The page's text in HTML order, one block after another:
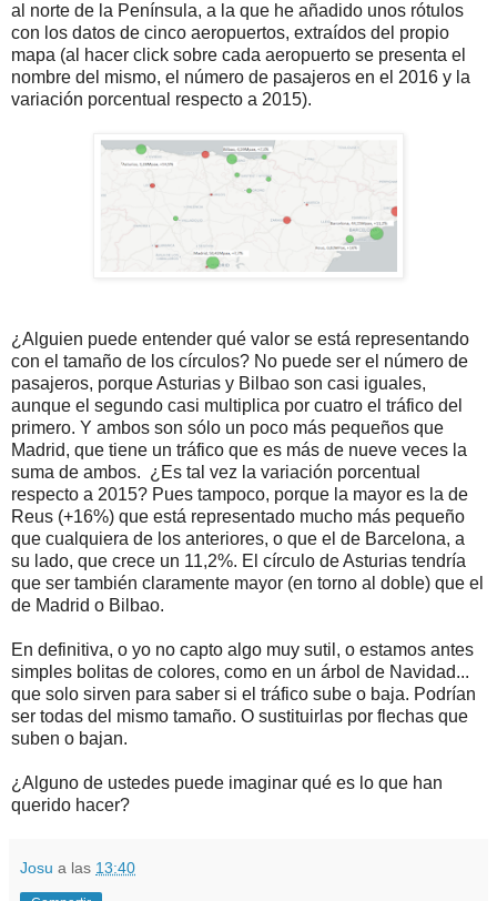
al norte de la Península, a la que he añadido unos rótulos
con los datos de cinco aeropuertos, extraídos del propio
mapa (al hacer click sobre cada aeropuerto se presenta el
nombre del mismo, el número de pasajeros en el 2016 y la
variación porcentual respecto a 2015).
¿Alguien puede entender qué valor se está representando
con el tamaño de los círculos? No puede ser el número de
pasajeros, porque Asturias y Bilbao son casi iguales,
aunque el segundo casi multiplica por cuatro el tráfico del
primero. Y ambos son sólo un poco más pequeños que
Madrid, que tiene un tráfico que es más de nueve veces la
suma de ambos. ¿Es tal vez la variación porcentual
respecto a 2015? Pues tampoco, porque la mayor es la de
Reus (+16%) que está representado mucho más pequeño
que cualquiera de los anteriores, o que el de Barcelona, a
su lado, que crece un 11,2%. El círculo de Asturias tendría
que ser también claramente mayor (en torno al doble) que el
de Madrid o Bilbao.
En definitiva, o yo no capto algo muy sutil, o estamos antes
simples bolitas de colores, como en un árbol de Navidad...
que solo sirven para saber si el tráfico sube o baja. Podrían
ser todas del mismo tamaño. O sustituirlas por flechas que
suben o bajan.
¿Alguno de ustedes puede imaginar qué es lo que han
querido hacer?
Josu a las 13:40